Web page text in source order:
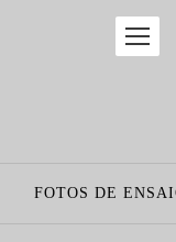
FOTOS DE